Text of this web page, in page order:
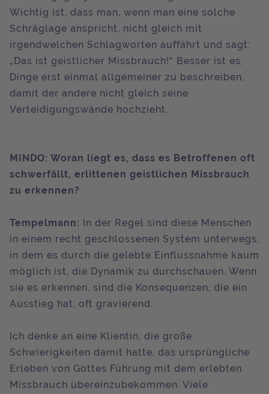
Wichtig ist, dass man, wenn man eine solche
Schräglage anspricht, nicht gleich mit
irgendwelchen Schlagworten auffährt und sagt:
„Das ist geistlicher Missbrauch!“ Besser ist es,
Dinge erst einmal allgemeiner zu beschreiben,
damit der andere nicht gleich seine
Verteidigungswände hochzieht.
MINDO: Woran liegt es, dass es Betroffenen oft
schwerfällt, erlittenen geistlichen Missbrauch
zu erkennen?
Tempelmann: In der Regel sind diese Menschen
in einem recht geschlossenen System unterwegs,
in dem es durch die gelebte Einflussnahme kaum
möglich ist, die Dynamik zu durchschauen. Wenn
sie es erkennen, sind die Konsequenzen, die ein
Ausstieg hat, oft gravierend.
Ich denke an eine Klientin, die große
Schwierigkeiten damit hatte, das ursprüngliche
Erleben von Gottes Führung mit dem erlebten
Missbrauch übereinzubekommen. Viele